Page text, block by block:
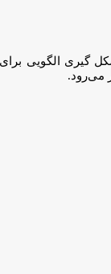
گیری الگویی
می‌رود.